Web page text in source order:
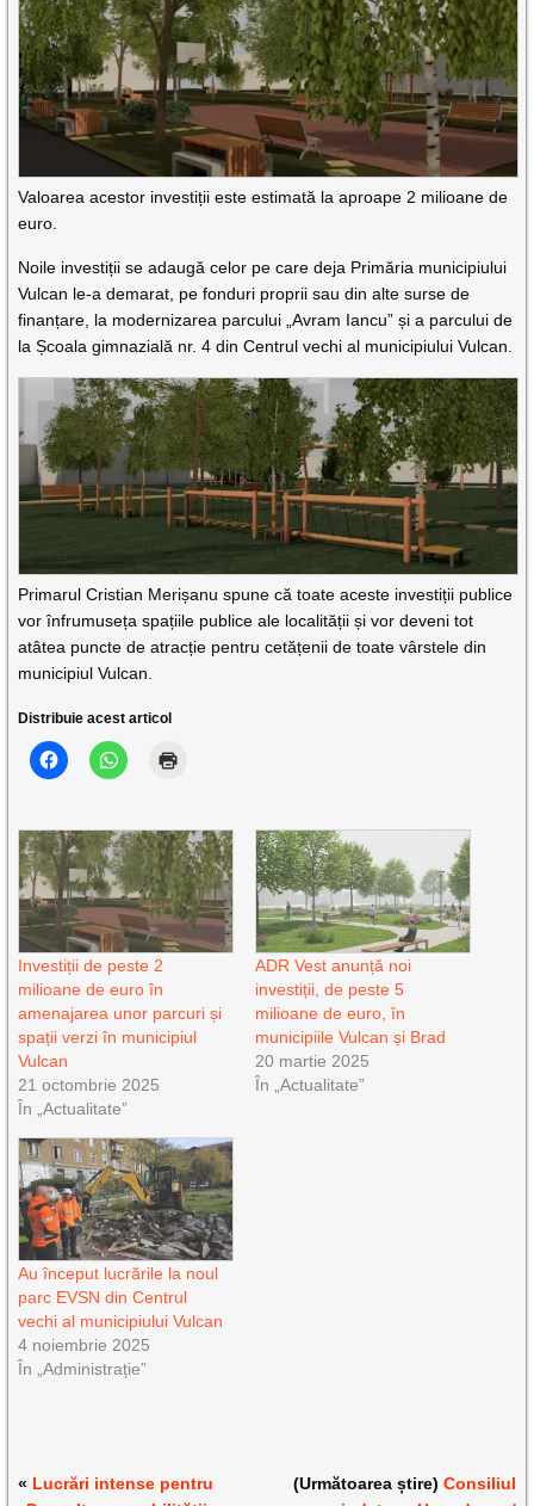
Valoarea acestor investiții este estimată la aproape 2 milioane de
euro.
Noile investiții se adaugă celor pe care deja Primăria municipiului
Vulcan le-a demarat, pe fonduri proprii sau din alte surse de
finanțare, la modernizarea parcului „Avram Iancu” și a parcului de
la Școala gimnazială nr. 4 din Centrul vechi al municipiului Vulcan.
Primarul Cristian Merișanu spune că toate aceste investiții publice
vor înfrumuseța spațiile publice ale localității și vor deveni tot
atâtea puncte de atracție pentru cetățenii de toate vârstele din
municipiul Vulcan.
Distribuie acest articol
Investiții de peste 2
milioane de euro în
amenajarea unor parcuri și
spații verzi în municipiul
Vulcan
21 octombrie 2025
În „Actualitate”
ADR Vest anunță noi
investiții, de peste 5
milioane de euro, în
municipiile Vulcan și Brad
20 martie 2025
În „Actualitate”
Au început lucrările la noul
parc EVSN din Centrul
vechi al municipiului Vulcan
4 noiembrie 2025
În „Administrație”
« Lucrări intense pentru
(Următoarea știre) Consiliul